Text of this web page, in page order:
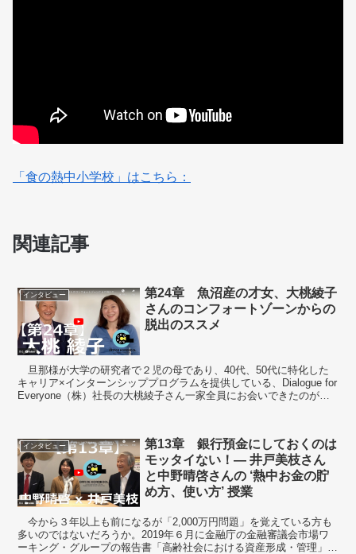
「食の熱中小学校」はこちら：
関連記事
インタビュー
第24章 魚沼産の才女、大桃綾子
さんのコンフォートゾーンからの
脱出のススメ
旦那様が大学の研究者で２児の母であり、40代、50代に特化した
キャリア×インターンシッププログラムを提供している、Dialogue for
Everyone（株）社長の大桃綾子さん一家全員にお会いできたのが、
インタビュー
第13章 銀行預金にしておくのは
モッタイない！― 井戸美枝さん
と中野晴啓さんの ‘熱中お金の貯
め方、使い方’ 授業
今から３年以上も前になるが「2,000万円問題」を覚えている方も
多いのではないだろうか。2019年６月に金融庁の金融審議会市場ワ
ーキング・グループの報告書「高齢社会における資産形成・管理」が